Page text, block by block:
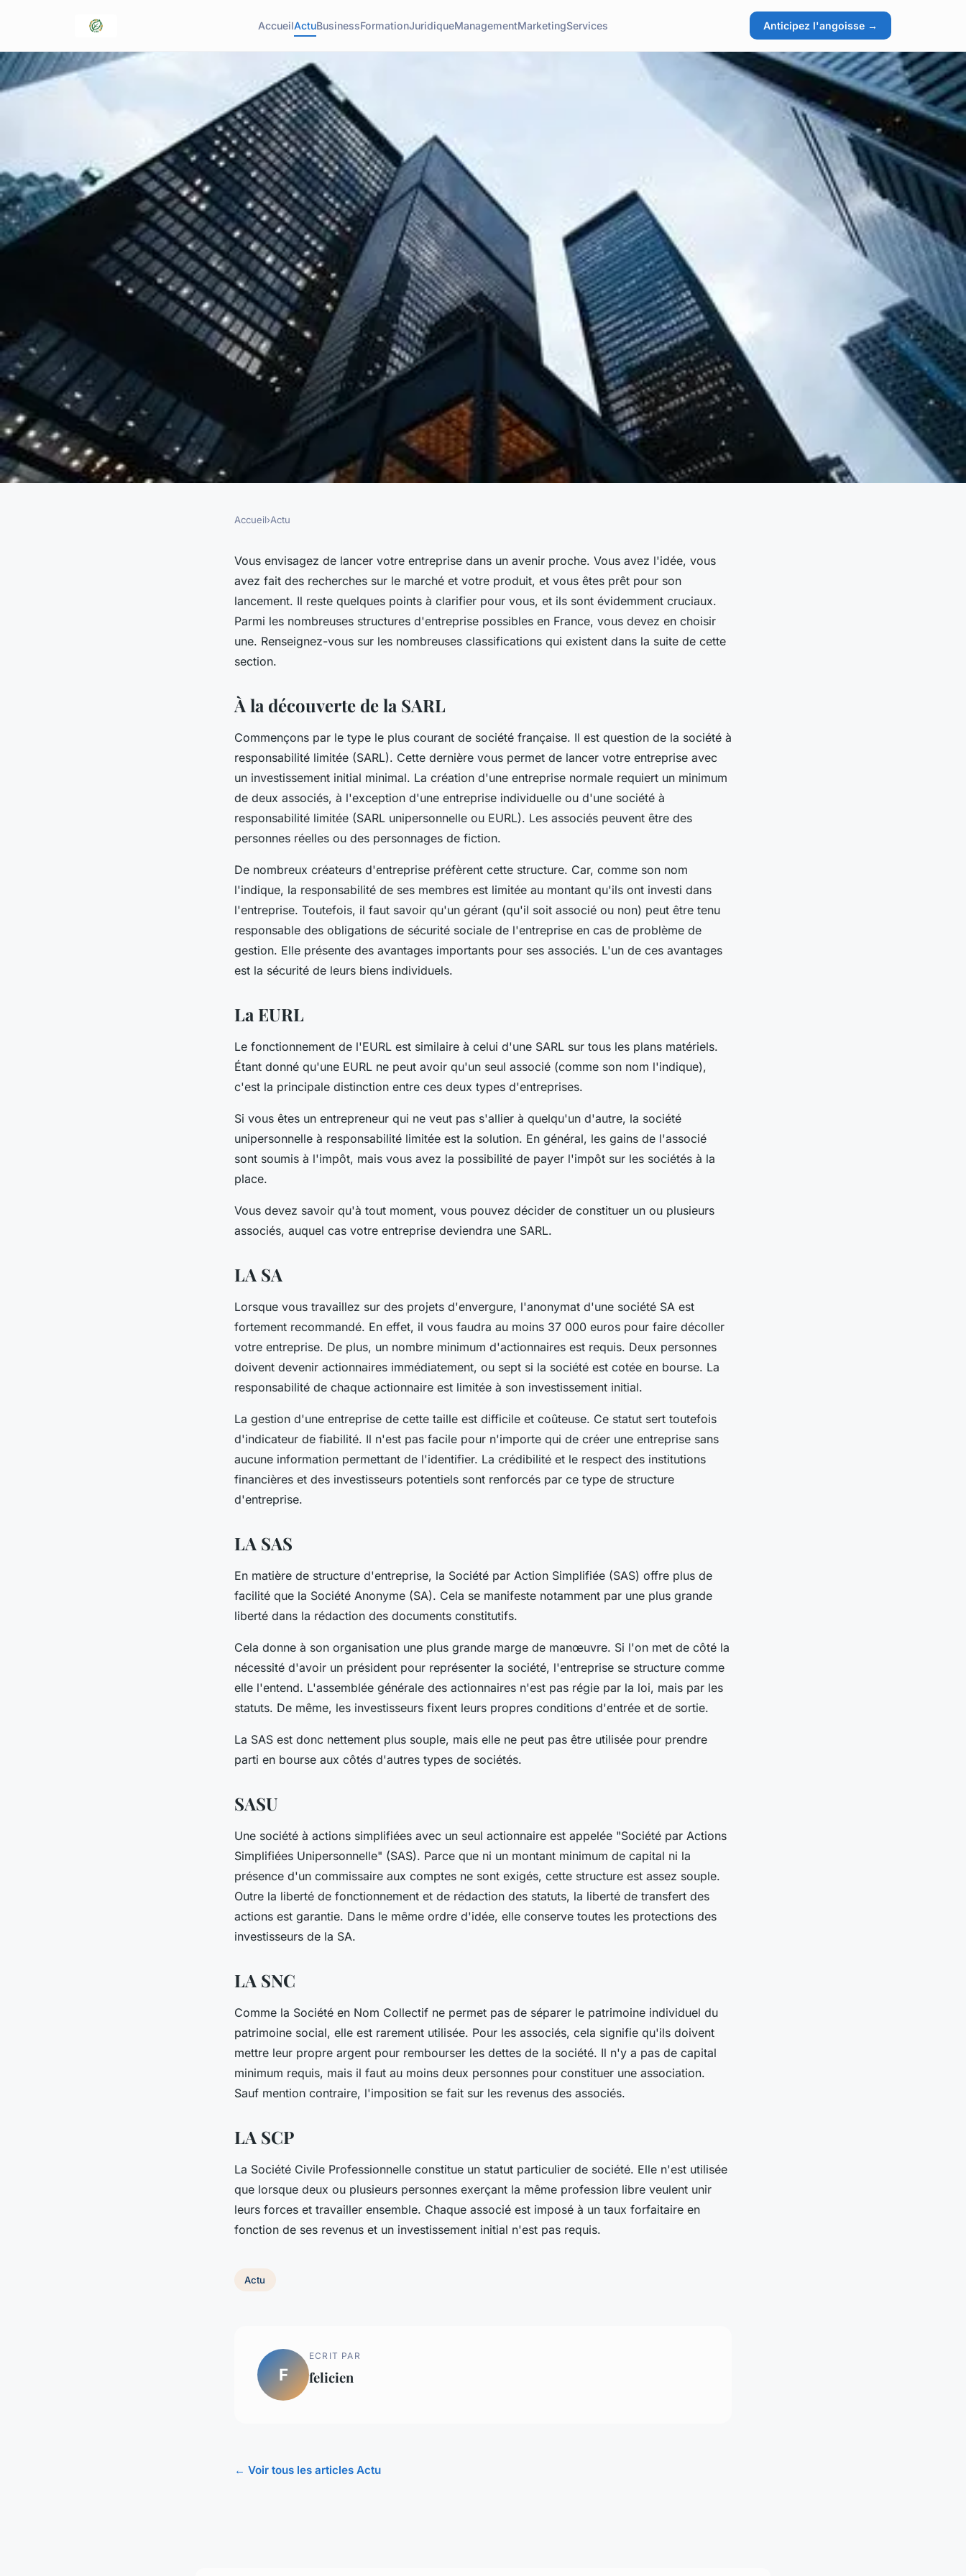
AccueilActuBusinessFormationJuridiqueManagementMarketingServices Anticipez l'angoisse →
Quels sont les différents statuts pour
une entreprise ?
Accueil›Actu
Vous envisagez de lancer votre entreprise dans un avenir proche. Vous avez l'idée, vous
avez fait des recherches sur le marché et votre produit, et vous êtes prêt pour son
lancement. Il reste quelques points à clarifier pour vous, et ils sont évidemment cruciaux.
Parmi les nombreuses structures d'entreprise possibles en France, vous devez en choisir
une. Renseignez-vous sur les nombreuses classifications qui existent dans la suite de cette
section.
À la découverte de la SARL
Commençons par le type le plus courant de société française. Il est question de la société à
responsabilité limitée (SARL). Cette dernière vous permet de lancer votre entreprise avec
un investissement initial minimal. La création d'une entreprise normale requiert un minimum
de deux associés, à l'exception d'une entreprise individuelle ou d'une société à
responsabilité limitée (SARL unipersonnelle ou EURL). Les associés peuvent être des
personnes réelles ou des personnages de fiction.
De nombreux créateurs d'entreprise préfèrent cette structure. Car, comme son nom
l'indique, la responsabilité de ses membres est limitée au montant qu'ils ont investi dans
l'entreprise. Toutefois, il faut savoir qu'un gérant (qu'il soit associé ou non) peut être tenu
responsable des obligations de sécurité sociale de l'entreprise en cas de problème de
gestion. Elle présente des avantages importants pour ses associés. L'un de ces avantages
est la sécurité de leurs biens individuels.
La EURL
Le fonctionnement de l'EURL est similaire à celui d'une SARL sur tous les plans matériels.
Étant donné qu'une EURL ne peut avoir qu'un seul associé (comme son nom l'indique),
c'est la principale distinction entre ces deux types d'entreprises.
Si vous êtes un entrepreneur qui ne veut pas s'allier à quelqu'un d'autre, la société
unipersonnelle à responsabilité limitée est la solution. En général, les gains de l'associé
sont soumis à l'impôt, mais vous avez la possibilité de payer l'impôt sur les sociétés à la
place.
Vous devez savoir qu'à tout moment, vous pouvez décider de constituer un ou plusieurs
associés, auquel cas votre entreprise deviendra une SARL.
LA SA
Lorsque vous travaillez sur des projets d'envergure, l'anonymat d'une société SA est
fortement recommandé. En effet, il vous faudra au moins 37 000 euros pour faire décoller
votre entreprise. De plus, un nombre minimum d'actionnaires est requis. Deux personnes
doivent devenir actionnaires immédiatement, ou sept si la société est cotée en bourse. La
responsabilité de chaque actionnaire est limitée à son investissement initial.
La gestion d'une entreprise de cette taille est difficile et coûteuse. Ce statut sert toutefois
d'indicateur de fiabilité. Il n'est pas facile pour n'importe qui de créer une entreprise sans
aucune information permettant de l'identifier. La crédibilité et le respect des institutions
financières et des investisseurs potentiels sont renforcés par ce type de structure
d'entreprise.
LA SAS
En matière de structure d'entreprise, la Société par Action Simplifiée (SAS) offre plus de
facilité que la Société Anonyme (SA). Cela se manifeste notamment par une plus grande
liberté dans la rédaction des documents constitutifs.
Cela donne à son organisation une plus grande marge de manœuvre. Si l'on met de côté la
nécessité d'avoir un président pour représenter la société, l'entreprise se structure comme
elle l'entend. L'assemblée générale des actionnaires n'est pas régie par la loi, mais par les
statuts. De même, les investisseurs fixent leurs propres conditions d'entrée et de sortie.
La SAS est donc nettement plus souple, mais elle ne peut pas être utilisée pour prendre
parti en bourse aux côtés d'autres types de sociétés.
SASU
Une société à actions simplifiées avec un seul actionnaire est appelée "Société par Actions
Simplifiées Unipersonnelle" (SAS). Parce que ni un montant minimum de capital ni la
présence d'un commissaire aux comptes ne sont exigés, cette structure est assez souple.
Outre la liberté de fonctionnement et de rédaction des statuts, la liberté de transfert des
actions est garantie. Dans le même ordre d'idée, elle conserve toutes les protections des
investisseurs de la SA.
LA SNC
Comme la Société en Nom Collectif ne permet pas de séparer le patrimoine individuel du
patrimoine social, elle est rarement utilisée. Pour les associés, cela signifie qu'ils doivent
mettre leur propre argent pour rembourser les dettes de la société. Il n'y a pas de capital
minimum requis, mais il faut au moins deux personnes pour constituer une association.
Sauf mention contraire, l'imposition se fait sur les revenus des associés.
LA SCP
La Société Civile Professionnelle constitue un statut particulier de société. Elle n'est utilisée
que lorsque deux ou plusieurs personnes exerçant la même profession libre veulent unir
leurs forces et travailler ensemble. Chaque associé est imposé à un taux forfaitaire en
fonction de ses revenus et un investissement initial n'est pas requis.
Actu
F
ECRIT PAR
felicien
← Voir tous les articles Actu